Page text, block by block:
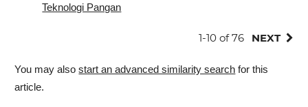
Teknologi Pangan
1-10 of 76 NEXT
You may alsostart an advanced similarity search for this
article.